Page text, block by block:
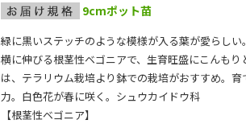
9cmポット苗
緑に黒いステッチのような模様が入る葉が愛らしい
横に伸びる根茎性ベゴニアで、生育旺盛にこんもり
は、テラリウム栽培より鉢での栽培がおすすめ。育
力。白色花が春に咲く。シュウカイドウ科
【根茎性ベゴニア】